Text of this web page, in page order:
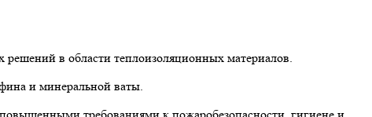
в области теплоизоляционных материалов.
и минеральной ваты.